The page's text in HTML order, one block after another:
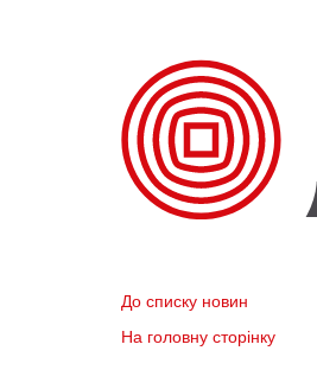
До списку новин
На головну сторінку